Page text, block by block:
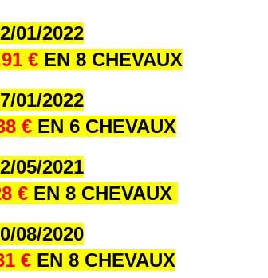
01/2022
€ EN 8 CHEVAUX
01/2022
€ EN 6 CHEVAUX
05/2021
€ EN 8 CHEVAUX
08/2020
€ EN 8 CHEVAUX